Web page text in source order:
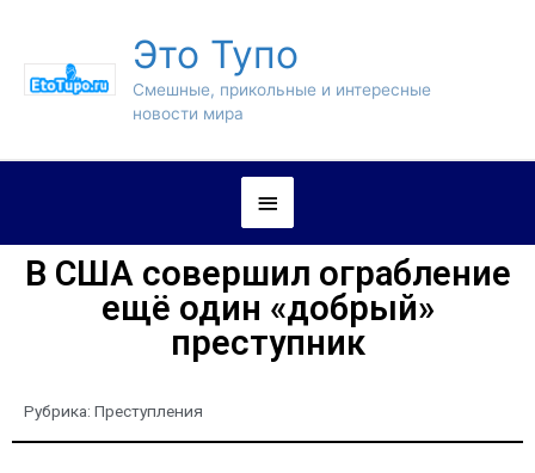
Это Тупо
Смешные, прикольные и интересные
новости мира
В США совершил ограбление
ещё один «добрый»
преступник
Рубрика: Преступления